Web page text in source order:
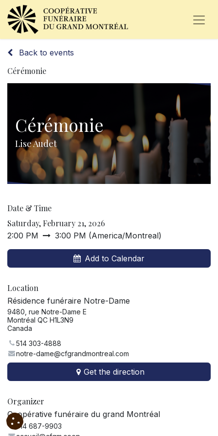
Back to events
Cérémonie
Cérémonie
Lise Audet
Date & Time
Saturday, February 21, 2026
2:00 PM 3:00 PM (America/Montreal)
Add to Calendar
Location
Résidence funéraire Notre-Dame
9480, rue Notre-Dame E
Montréal QC H1L3N9
Canada
514 303-4888
notre-dame@cfgrandmontreal.com
Get the direction
Organizer
Coopérative funéraire du grand Montréal
514 687-9903